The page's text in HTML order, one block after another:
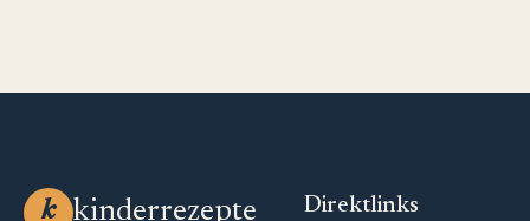
k kinderrezepte Direktlinks